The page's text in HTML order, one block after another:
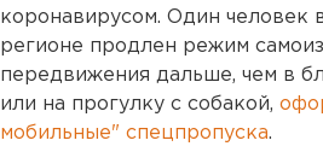
коронавирусом. Один человек
регионе продлен режим
передвижения дальше, чем в
или на прогулку с собакой,
мобильные" спецпропуска.